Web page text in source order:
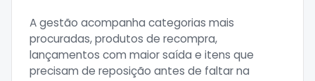
A gestão acompanha categorias mais
procuradas, produtos de recompra,
lançamentos com maior saída e itens que
precisam de reposição antes de faltar na